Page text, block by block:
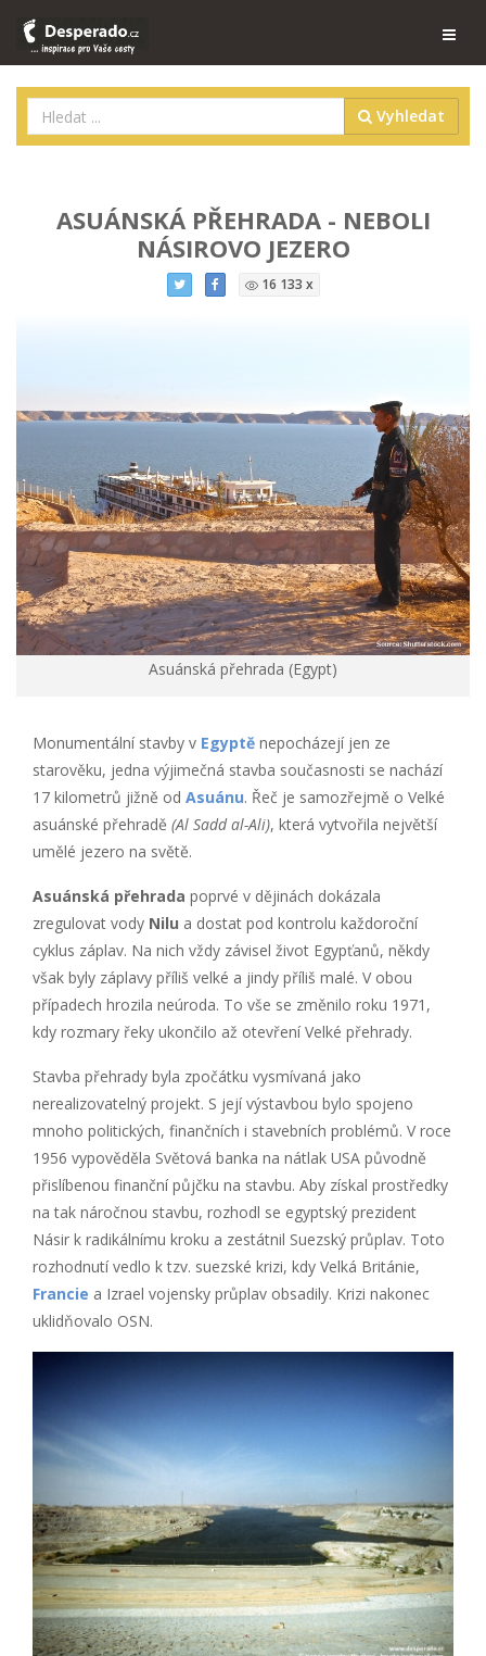
Vyhledat
ASUÁNSKÁ PŘEHRADA - NEBOLI
NÁSIROVO JEZERO
16 133 x
Asuánská přehrada (Egypt)
Monumentální stavby v Egyptě nepocházejí jen ze
starověku, jedna výjimečná stavba současnosti se nachází
17 kilometrů jižně od Asuánu. Řeč je samozřejmě o Velké
asuánské přehradě (Al Sadd al-Ali), která vytvořila největší
umělé jezero na světě.
Asuánská přehrada poprvé v dějinách dokázala
zregulovat vody Nilu a dostat pod kontrolu každoroční
cyklus záplav. Na nich vždy závisel život Egypťanů, někdy
však byly záplavy příliš velké a jindy příliš malé. V obou
případech hrozila neúroda. To vše se změnilo roku 1971,
kdy rozmary řeky ukončilo až otevření Velké přehrady.
Stavba přehrady byla zpočátku vysmívaná jako
nerealizovatelný projekt. S její výstavbou bylo spojeno
mnoho politických, finančních i stavebních problémů. V roce
1956 vypověděla Světová banka na nátlak USA původně
přislíbenou finanční půjčku na stavbu. Aby získal prostředky
na tak náročnou stavbu, rozhodl se egyptský prezident
Násir k radikálnímu kroku a zestátnil Suezský průplav. Toto
rozhodnutí vedlo k tzv. suezské krizi, kdy Velká Británie,
Francie a Izrael vojensky průplav obsadily. Krizi nakonec
uklidňovalo OSN.